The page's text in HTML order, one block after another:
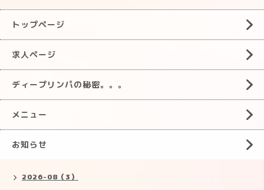
トップページ
求人ページ
ディープリンパの秘密。。。
メニュー
お知らせ
2026-08（3）